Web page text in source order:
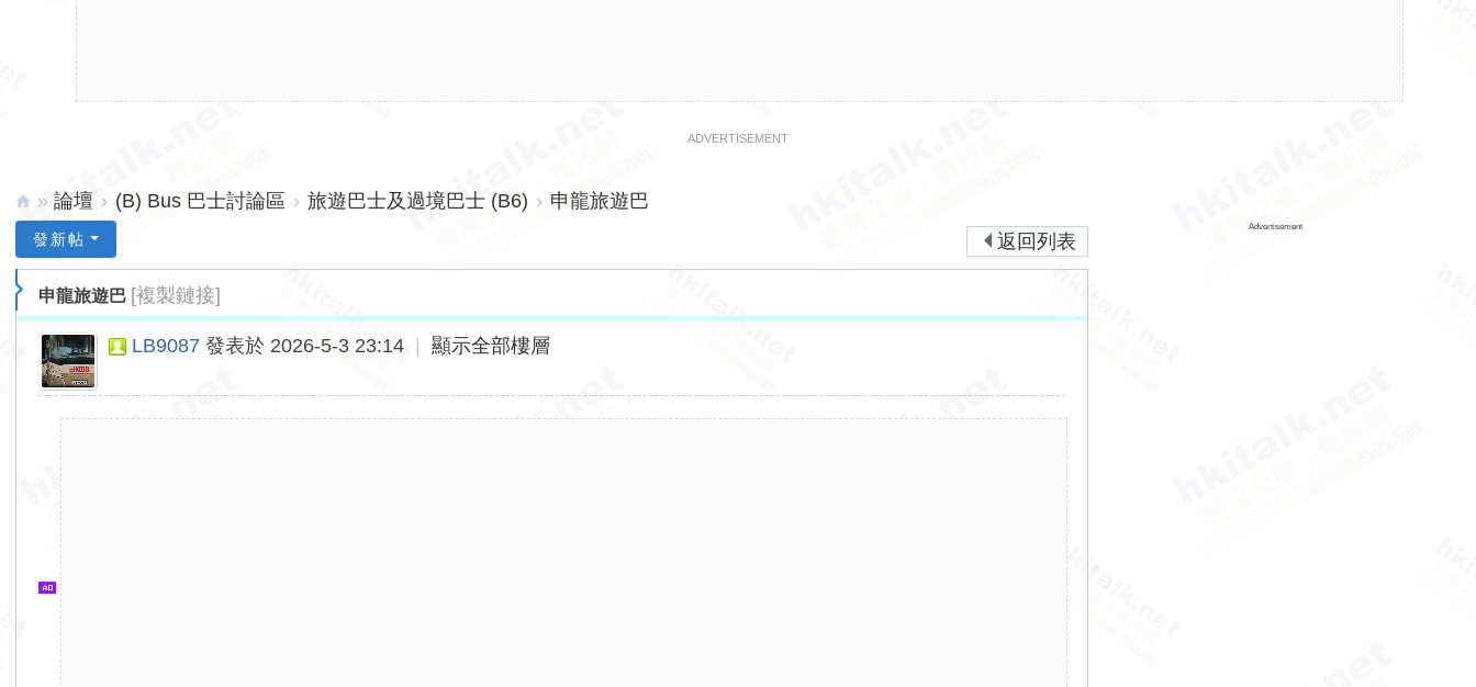
ADVERTISEMENT
lk.
» 論壇 › (B) Bus 巴士討論區 › 旅遊巴士及過境巴士 (B6) › 申龍旅遊巴
返回列表
發新帖
申龍旅遊巴 [複製鏈接]
LB9087 發表於 2026-5-3 23:14 顯示全部樓層
Advertisement